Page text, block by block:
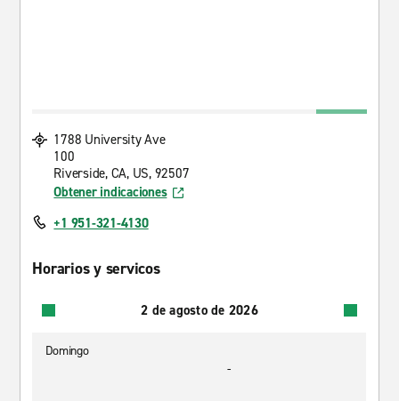
1788 University Ave
100
Riverside, CA, US, 92507
Obtener indicaciones
+1 951-321-4130
Horarios y servicos
2 de agosto de 2026
Domingo
-